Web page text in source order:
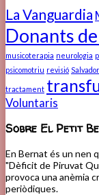
La Vanguardia
Donants
musicoterapia neurologia
psicomotriu revisió Salvador
tractament
Voluntaris
Sobre El Petit
En Bernat és un nen
"Dèficit de Piruvat
provoca una anèmia
periòdiques.